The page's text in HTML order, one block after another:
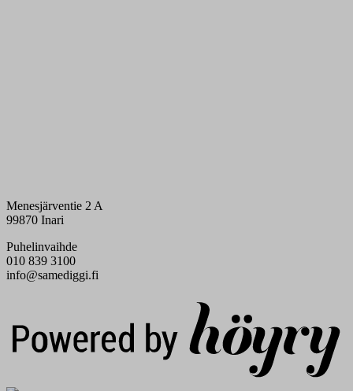
Menesjärventie 2 A
99870 Inari
Puhelinvaihde
010 839 3100
info@samediggi.fi